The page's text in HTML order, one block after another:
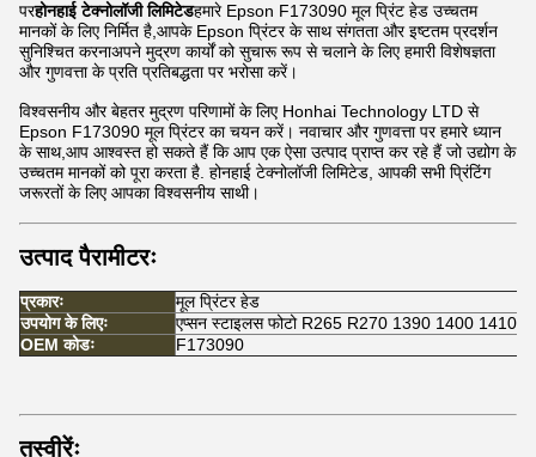
परहोनहाई टेक्नोलॉजी लिमिटेडहमारे Epson F173090 मूल प्रिंट हेड उच्चतम
मानकों के लिए निर्मित है,आपके Epson प्रिंटर के साथ संगतता और इष्टतम प्रदर्शन
सुनिश्चित करनाअपने मुद्रण कार्यों को सुचारू रूप से चलाने के लिए हमारी विशेषज्ञता
और गुणवत्ता के प्रति प्रतिबद्धता पर भरोसा करें।
विश्वसनीय और बेहतर मुद्रण परिणामों के लिए Honhai Technology LTD से
Epson F173090 मूल प्रिंटर का चयन करें। नवाचार और गुणवत्ता पर हमारे ध्यान
के साथ,आप आश्वस्त हो सकते हैं कि आप एक ऐसा उत्पाद प्राप्त कर रहे हैं जो उद्योग के
उच्चतम मानकों को पूरा करता है. होनहाई टेक्नोलॉजी लिमिटेड, आपकी सभी प्रिंटिंग
जरूरतों के लिए आपका विश्वसनीय साथी।
उत्पाद पैरामीटरः
प्रकारः
मूल प्रिंटर हेड
उपयोग के लिएः
एप्सन स्टाइलस फोटो R265 R270 1390 1400 1410
OEM कोडः
F173090
तस्वीरेंः